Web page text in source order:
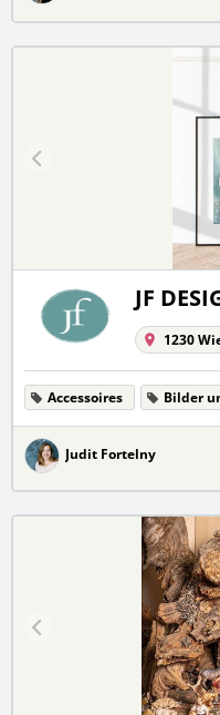
JF
1230
Accessoires Bilder
Judit Fortelny